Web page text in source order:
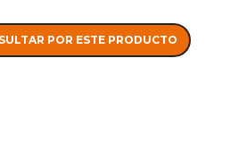
POR ESTE PRODUCTO